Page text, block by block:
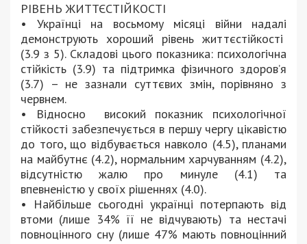
РІВЕНЬ ЖИТТЄСТІЙКОСТІ
• Українці на восьмому місяці війни надалі
демонструють хороший рівень життєстійкості
(3.9 з 5). Складові цього показника: психологічна
стійкість (3.9) та підтримка фізичного здоров’я
(3.7) – не зазнали суттєвих змін, порівняно з
червнем.
• Відносно високий показник психологічної
стійкості забезпечується в першу чергу цікавістю
до того, що відбувається навколо (4.5), планами
на майбутнє (4.2), нормальним харчуванням (4.2),
відсутністю жалю про минуле (4.1) та
впевненістю у своїх рішеннях (4.0).
• Найбільше сьогодні українці потерпають від
втоми (лише 34% її не відчувають) та нестачі
повноцінного сну (лише 47% мають повноцінний